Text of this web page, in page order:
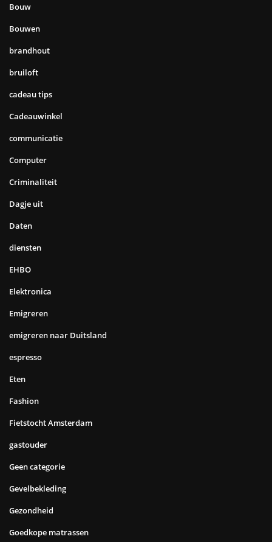
Bouw
Bouwen
brandhout
bruiloft
cadeau tips
Cadeauwinkel
communicatie
Computer
Criminaliteit
Dagje uit
Daten
diensten
EHBO
Elektronica
Emigreren
emigreren naar Duitsland
espresso
Eten
Fashion
Fietstocht Amsterdam
gastouder
Geen categorie
Gevelbekleding
Gezondheid
Goedkope matrassen